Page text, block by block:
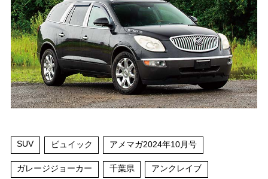
SUV ビュイック アメマガ2024年10月号
ガレージジョーカー 千葉県 アンクレイブ